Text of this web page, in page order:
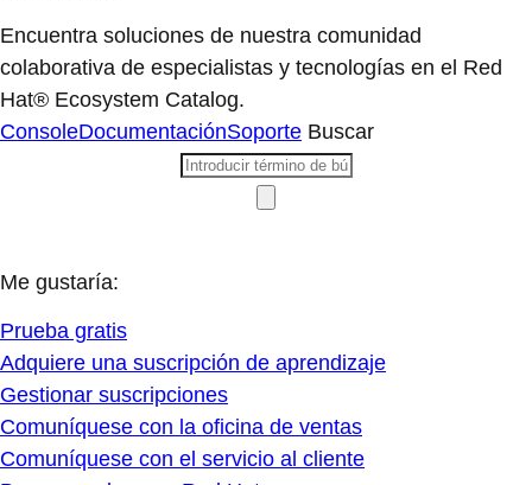
Encuentra soluciones de nuestra comunidad
colaborativa de especialistas y tecnologías en el Red
Hat® Ecosystem Catalog.
ConsoleDocumentaciónSoporte Buscar
Me gustaría:
Prueba gratis
Adquiere una suscripción de aprendizaje
Gestionar suscripciones
Comuníquese con la oficina de ventas
Comuníquese con el servicio al cliente